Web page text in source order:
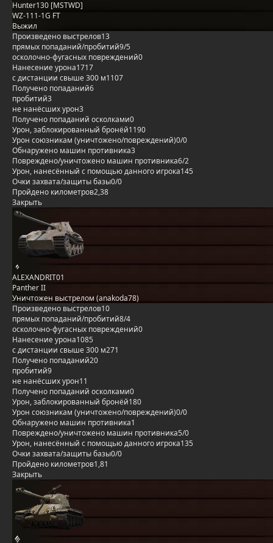
Hunter130 [MSTWD]
WZ-111-1G FT
Выжил
Произведено выстрелов13
прямых попаданий/пробитий9/5
осколочно-фугасных повреждений0
Нанесение урона1717
с дистанции свыше 300 м1107
Получено попаданий6
пробитий3
не нанёсших урон3
Получено попаданий осколками0
Урон, заблокированный бронёй1190
Урон союзникам (уничтожено/повреждений)0/0
Обнаружено машин противника3
Повреждено/уничтожено машин противника6/2
Урон, нанесённый с помощью данного игрока145
Очки захвата/защиты базы0/0
Пройдено километров2,38
Закрыть
ALEXANDRIT01
Panther II
Уничтожен выстрелом (anakoda78)
Произведено выстрелов10
прямых попаданий/пробитий8/4
осколочно-фугасных повреждений0
Нанесение урона1085
с дистанции свыше 300 м271
Получено попаданий20
пробитий9
не нанёсших урон11
Получено попаданий осколками0
Урон, заблокированный бронёй180
Урон союзникам (уничтожено/повреждений)0/0
Обнаружено машин противника1
Повреждено/уничтожено машин противника5/0
Урон, нанесённый с помощью данного игрока135
Очки захвата/защиты базы0/0
Пройдено километров1,81
Закрыть